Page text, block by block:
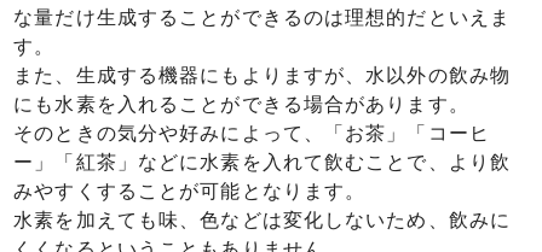
な量だけ生成することができるのは理想的だといえま
す。
また、生成する機器にもよりますが、水以外の飲み物
にも水素を入れることができる場合があります。
そのときの気分や好みによって、「お茶」「コーヒ
ー」「紅茶」などに水素を入れて飲むことで、より飲
みやすくすることが可能となります。
水素を加えても味、色などは変化しないため、飲みに